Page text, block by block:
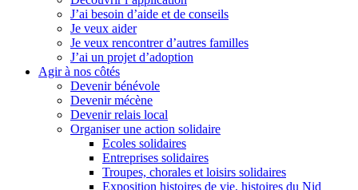
J’ai besoin d’aide et de conseils
Je veux aider
Je veux rencontrer d’autres familles
J’ai un projet d’adoption
Agir à nos côtés
Devenir bénévole
Devenir mécène
Devenir relais local
Organiser une action solidaire
Ecoles solidaires
Entreprises solidaires
Troupes, chorales et loisirs solidaires
Exposition histoires de vie, histoires du Nid